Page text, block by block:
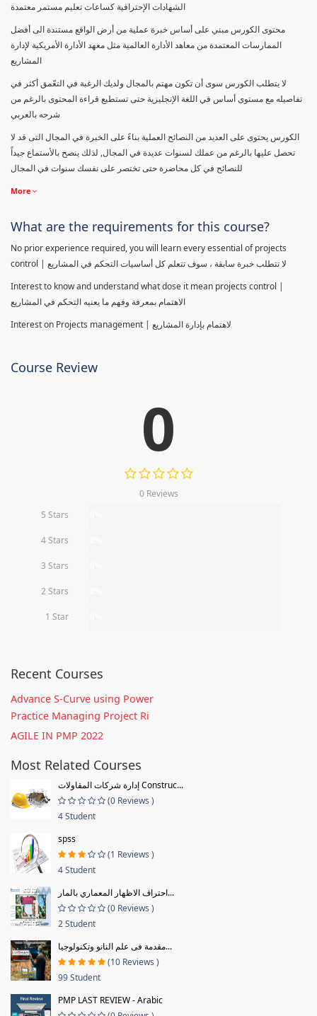
الشهادات الإحترافية كساعات تعليم مستمر معتمدة
محتوى الكورس مبني على أساس خبرة عملية من أرض الواقع مستندة الى أفضل
الممارسات المعتمدة من معاهد الأدارة العالمية مثل معهد الأدارة الأمريكية لإدارة
المشاريع
لا يتطلب الكورس سوى أن تكون مهتم بالمجال ولديك الرغبة في التعّمق أكثر في
تفاصيله مع مستوى أساس في اللغة الإنجليزية حتى تستطيع قراءة المحتوى بالرغم من
شرحه بالعربي
الكورس يحتوى على العديد من النصائح العملية بناءً على الخبرة في المجال التى قد لا
تحصل عليها بالرغم من عملك لسنوات عديدة في المجال, لذلك ينصح بالأستماع جيداً
للنصائح في كل محاضرة حتى تختصر على نفسك سنوات في المجال
More
What are the requirements for this course?
No prior experience required, you will learn every essential of projects
control | لا تتطلب خبرة سابقة ، سوف تتعلم كل أساسيات التحكم في المشاريع
Interest to know and understand what dose it mean projects control |
الاهتمام بمعرفة وفهم ما يعنيه التحكم في المشاريع
Interest on Projects management | لاهتمام بإدارة المشاريع
Course Review
0
0 Reviews
5 Stars
4 Stars
3 Stars
2 Stars
1 Star
Recent Courses
Advance S-Curve using Power
Practice Managing Project Ri
AGILE IN PMP 2022
Most Related Courses
إدارة شركات المقاولات Construc...
(0 Reviews )
4 Student
spss
(1 Reviews )
4 Student
احتراف الاظهار المعماري بالمار...
(0 Reviews )
2 Student
مقدمة فى علم النانو وتكنولوجيا...
(10 Reviews )
99 Student
PMP LAST REVIEW - Arabic